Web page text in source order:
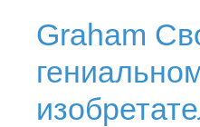
Graham